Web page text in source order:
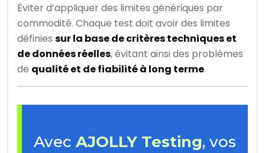
Éviter d’appliquer des limites génériques par
commodité. Chaque test doit avoir des limites
définies sur la base de critères techniques et
de données réelles, évitant ainsi des problèmes
de qualité et de fiabilité à long terme.
Avec AJOLLY Testing, vos